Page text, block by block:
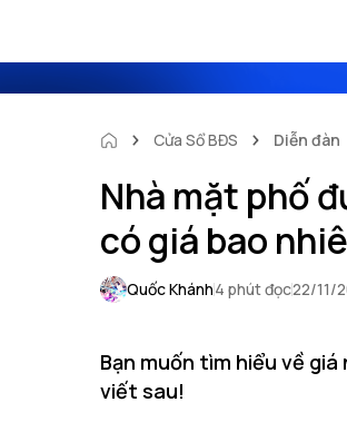
Cửa Sổ BĐS Diễn đàn
Nhà mặt phố
có giá bao
Quốc Khánh4 phút đọc22/11/
Bạn muốn tìm hiểu về
viết sau!